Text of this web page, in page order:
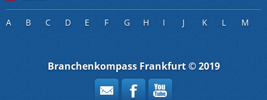
A B C D E F G H I J K L M
Branchenkompass Frankfurt © 2019